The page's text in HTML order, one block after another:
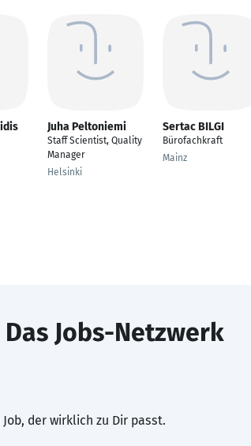
Juha Peltoniemi
Staff Scientist, Quality
Manager
Helsinki
Sertac BILGI
Bürofachkraft
Mainz
Das Jobs-Netzwerk
der wirklich zu Dir passt.